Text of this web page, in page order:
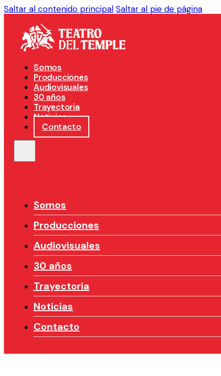
Saltar al contenido principal Saltar al pie de página
Somos
Producciones
Audiovisuales
30 años
Trayectoria
Noticias
Contacto
Somos
Producciones
Audiovisuales
30 años
Trayectoria
Noticias
Contacto